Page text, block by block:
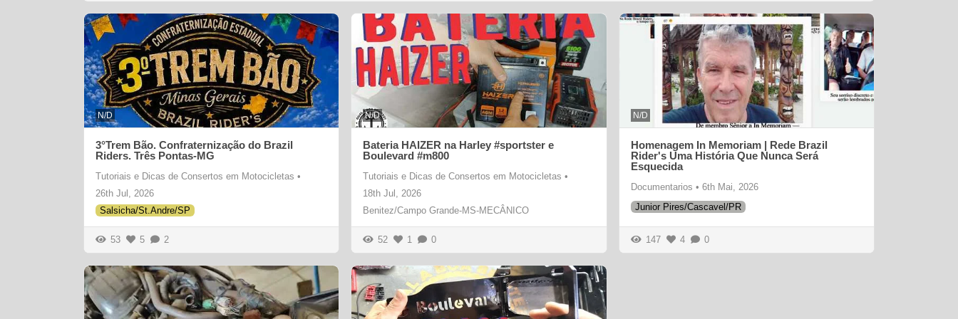
N/D
3°Trem Bão. Confraternização do Brazil
Riders. Três Pontas-MG
Tutoriais e Dicas de Consertos em Motocicletas •
26th Jul, 2026
Salsicha/St.Andre/SP
53 5 2
N/D
Bateria HAIZER na Harley #sportster e
Boulevard #m800
Tutoriais e Dicas de Consertos em Motocicletas •
18th Jul, 2026
Benitez/Campo Grande-MS-MECÂNICO
52 1 0
N/D
Homenagem In Memoriam | Rede Brazil
Rider's Uma História Que Nunca Será
Esquecida
Documentarios • 6th Mai, 2026
Junior Pires/Cascavel/PR
147 4 0